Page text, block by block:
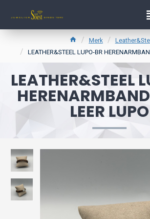
Merk
LEATHER&STEEL LUPO-BR
LEATHER&STEEL
LEER LUPO